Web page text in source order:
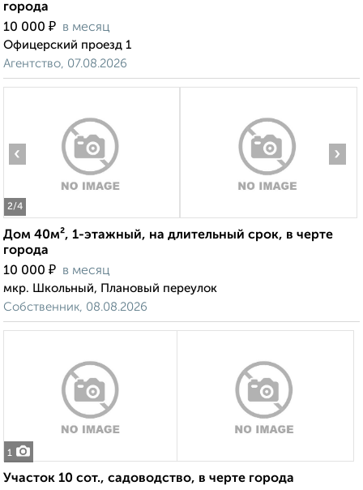
города
10 000 ₽ в месяц
Офицерский проезд 1
Агентство, 07.08.2026
2/4
‹ ›
Дом 40м², 1-этажный, на длительный срок, в черте
города
10 000 ₽ в месяц
мкр. Школьный, Плановый переулок
Собственник, 08.08.2026
1
Участок 10 сот., садоводство, в черте города